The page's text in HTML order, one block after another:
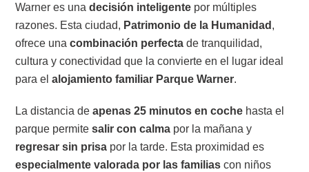
Warner es unadecisión inteligente por múltiples
razones. Esta ciudad, Patrimonio de la Humanidad ,
ofrece unacombinación perfecta de tranquilidad,
cultura y conectividad que la convierte en el lugar ideal
para elalojamiento familiar Parque Warner.
La distancia deapenas 25 minutos en coche hasta el
parque permitesalir con calma por la mañana y
regresar sin prisa por la tarde. Esta proximidad es
especialmente valorada por las familias con niños